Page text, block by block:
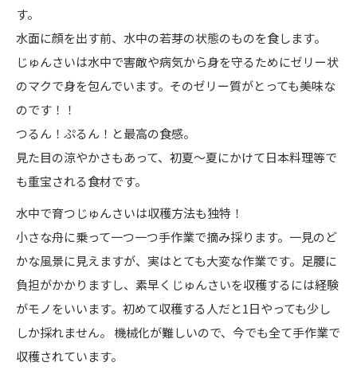
す。
水面に顔を出す前、水中の若芽の状態のものを食します。
じゅんさいは水中で害敵や病気から身を守るためにゼリー状
のマクで身を包んでいます。そのゼリー質がとっても美味な
のです！！
つるん！ぷるん！と最高の食感。
見た目の涼やかさもあって、初夏〜夏にかけて日本料理等で
も重宝される食材です。
水中で育つじゅんさいは収穫方法も独特！
小さな舟に乗って一つ一つ手作業で摘み採ります。一見のど
かな風景に見えますが、実はとても大変な作業です。足腰に
負担がかかりますし、素早くじゅんさいを収穫するには経験
がモノをいいます。初めて収穫する人だと1日やっても少し
しか採れません。 機械化が難しいので、今でも全て手作業で
収穫されています。